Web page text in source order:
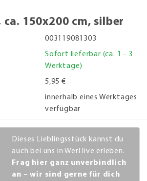
ca. 150x200 cm, silber
003119081303
Sofort lieferbar (ca. 1 - 3
Werktage)
5,95 €
innerhalb eines Werktages
verfügbar
Dieses Lieblingsstück kannst du
auch bei uns in Werl live erleben.
Frag hier ganz unverbindlich
an – wir sind gerne für dich